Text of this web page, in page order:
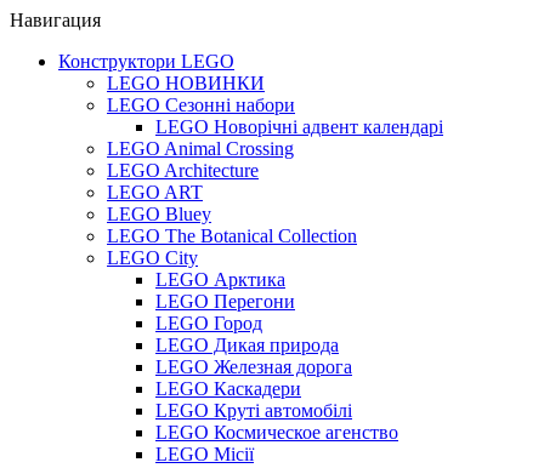
Навигация
Конструктори LEGO
LEGO НОВИНКИ
LEGO Сезонні набори
LEGO Новорічні адвент календарі
LEGO Animal Crossing
LEGO Architecture
LEGO ART
LEGO Bluey
LEGO The Botanical Collection
LEGO City
LEGO Арктика
LEGO Перегони
LEGO Город
LEGO Дикая природа
LEGO Железная дорога
LEGO Каскадери
LEGO Круті автомобілі
LEGO Космическое агенство
LEGO Місії